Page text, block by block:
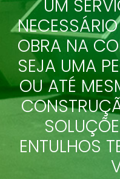
UM
OBRA NA
SEJA UMA
OU ATÉ
ENTULHOS